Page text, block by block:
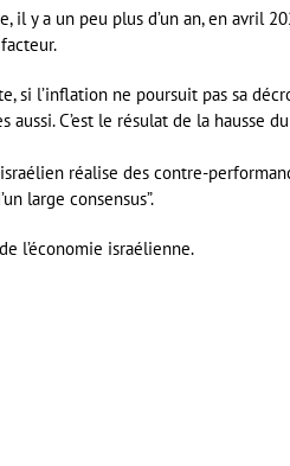
il y a un peu plus d’un an, en avril
l’inflation ne poursuit pas sa
C’est le résulat de la hausse
réalise des contre-
large consensus”.
l’économie israélienne.